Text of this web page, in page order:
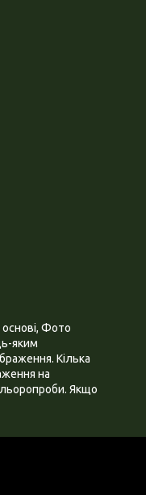
Фото
яким
Кілька
на
Якщо